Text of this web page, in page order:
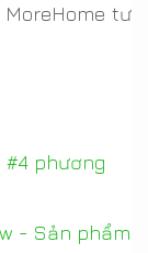
MoreHome tư
phương
- Sản phẩm